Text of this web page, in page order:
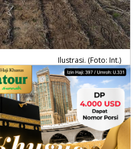
Ilustrasi. (Foto: Int.)